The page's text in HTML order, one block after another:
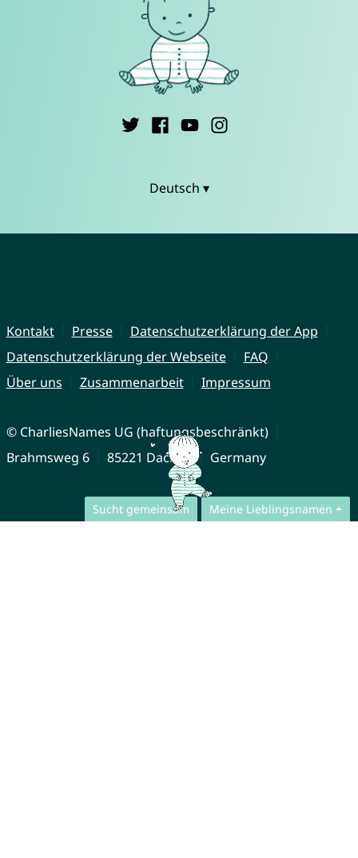
Sucht gemeinsam Meine Lieblingsnamen
Deutsch ▾
Kontakt Presse
Datenschutzerklärung der App
Datenschutzerklärung der Webseite
FAQ
Über uns
Zusammenarbeit Impressum
© CharliesNames UG (haftungsbeschränkt)
Brahmsweg 6
85221 Dachau Germany